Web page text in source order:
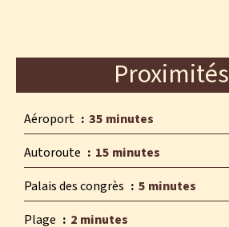
Proximités
Aéroport
35 minutes
Autoroute
15 minutes
Palais des congrès
5 minutes
Plage
2 minutes